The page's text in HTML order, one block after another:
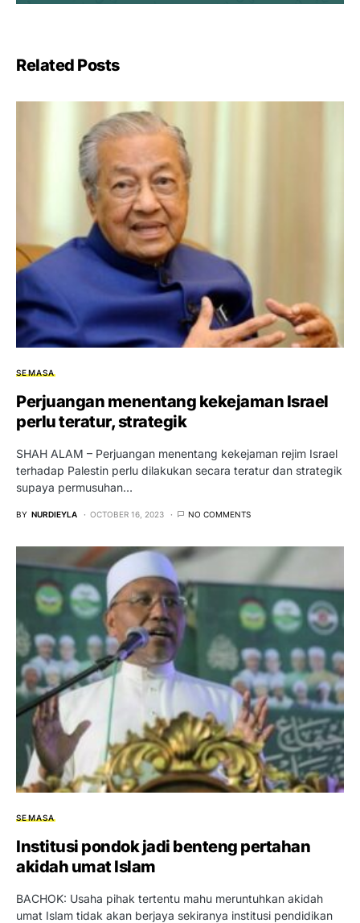
Related Posts
SEMASA
Perjuangan menentang kekejaman Israel
perlu teratur, strategik
SHAH ALAM – Perjuangan menentang kekejaman rejim Israel
terhadap Palestin perlu dilakukan secara teratur dan strategik
supaya permusuhan…
BY NURDIEYLA OCTOBER 16, 2023 NO COMMENTS
SEMASA
Institusi pondok jadi benteng pertahan
akidah umat Islam
BACHOK: Usaha pihak tertentu mahu meruntuhkan akidah
umat Islam tidak akan berjaya sekiranya institusi pendidikan